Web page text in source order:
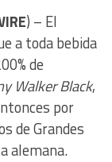
) – El
a toda bebida
de
Walker Black,
por
de Grandes
alemana.